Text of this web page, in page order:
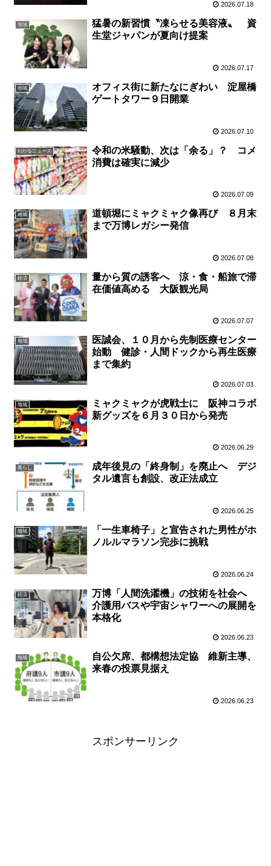
2026.07.18
地域
猛暑の新習慣〝凍らせる美容液〟 資
生堂ジャパンが夏向け提案
2026.07.17
地域
オフィス街に新たなにぎわい 淀屋橋
ゲートタワー９日開業
2026.07.10
わかるニュース
令和の米騒動、次は「余る」？ コメ
消費は確実に減少
2026.07.09
地域
道頓堀にミャクミャク像再び ８月末
まで万博レガシー発信
2026.07.08
経済
量から質の誘客へ 涼・食・船旅で滞
在価値高める 大阪観光局
2026.07.07
地域
医誠会、１０月から先制医療センター
始動 健診・人間ドックから再生医療
まで集約
2026.07.03
地域
ミャクミャクが虎戦士に 阪神コラボ
新グッズを６月３０日から発売
2026.06.29
暮らし
成年後見の「終身制」を廃止へ デジ
タル遺言も創設、改正法成立
2026.06.25
地域
「一生車椅子」と宣告された男性がホ
ノルルマラソン完歩に挑戦
2026.06.24
経済
万博「人間洗濯機」の技術を社会へ
介護用バスや宇宙シャワーへの展開を
本格化
2026.06.23
地域
自公欠席、都構想法定協 維新主導、
来春の投票見据え
2026.06.23
スポンサーリンク